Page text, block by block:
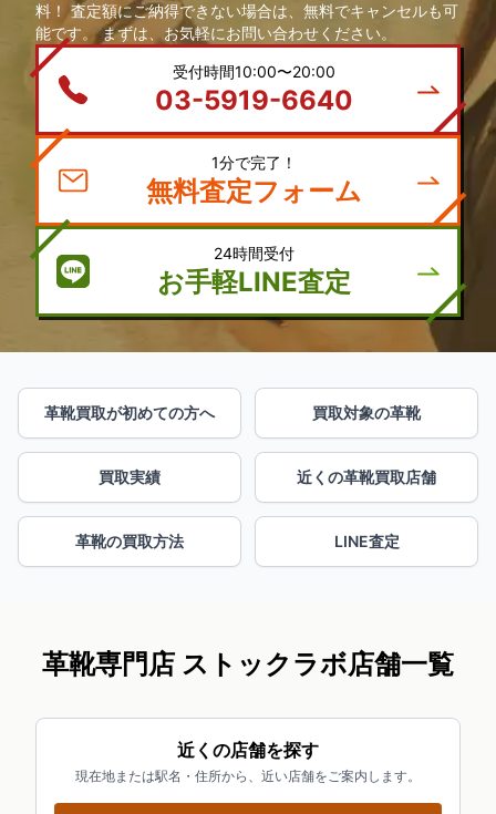
料！ 査定額にご納得できない場合は、無料でキャンセルも可
能です。 まずは、お気軽にお問い合わせください。
受付時間10:00〜20:00
03-5919-6640
1分で完了！
無料査定フォーム
24時間受付
お手軽LINE査定
革靴買取が初めての方へ 買取対象の革靴
買取実績 近くの革靴買取店舗
革靴の買取方法 LINE査定
革靴専門店 ストックラボ店舗一覧
近くの店舗を探す
現在地または駅名・住所から、近い店舗をご案内します。